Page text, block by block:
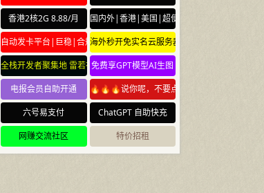
香港2核2G 8.88/月
国内外|香港|美国|超便宜云服务器
自动发卡平台|巨稳|合规海外秒开免实名云服务器
全栈开发者聚集地 雷若社区 leiruo.com
免费享GPT模型AI生图
电报会员自助开通
🔥🔥🔥说你呢，不要点🔥🔥🔥
六号易支付
ChatGPT 自助快充
网赚交流社区
特价招租